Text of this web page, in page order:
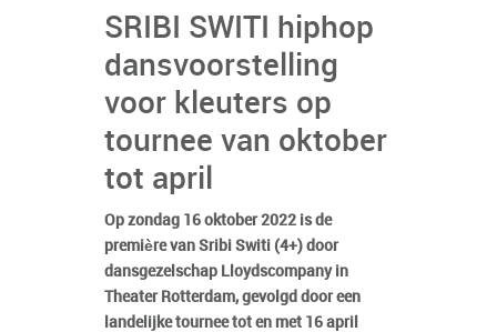
SRIBI SWITI hiphop
dansvoorstelling
voor kleuters op
tournee van oktober
tot april
Op zondag 16 oktober 2022 is de
première van Sribi Switi (4+) door
dansgezelschap Lloydscompany in
Theater Rotterdam, gevolgd door een
landelijke tournee tot en met 16 april